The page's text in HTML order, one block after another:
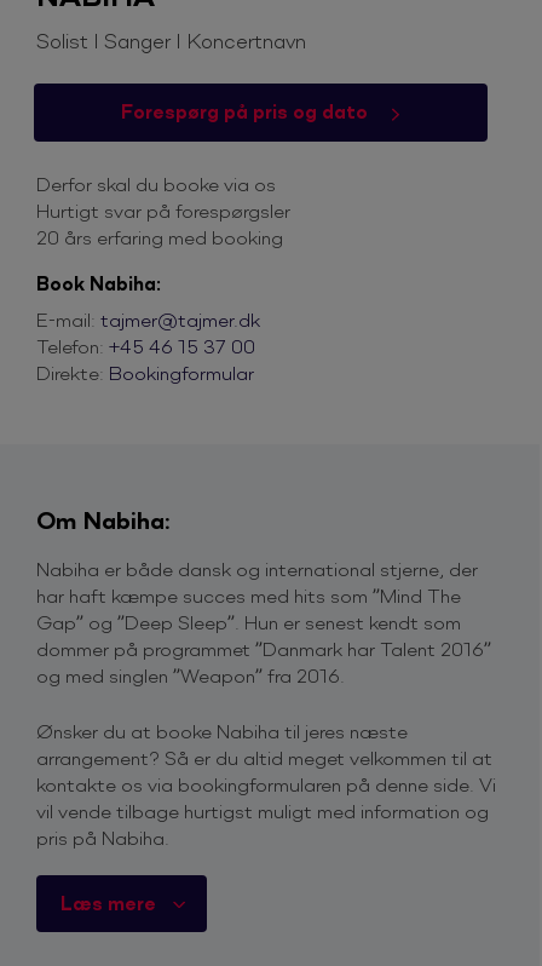
Solist I Sanger I Koncertnavn
Forespørg på pris og dato
Derfor skal du booke via os
Hurtigt svar på forespørgsler
20 års erfaring med booking
Book Nabiha:
E-mail: tajmer@tajmer.dk
Telefon: +45 46 15 37 00
Direkte: Bookingformular
Om Nabiha:
Nabiha er både dansk og international stjerne, der
har haft kæmpe succes med hits som ”Mind The
Gap” og ”Deep Sleep”. Hun er senest kendt som
dommer på programmet ”Danmark har Talent 2016”
og med singlen ”Weapon” fra 2016.
Ønsker du at booke Nabiha til jeres næste
arrangement? Så er du altid meget velkommen til at
kontakte os via bookingformularen på denne side. Vi
vil vende tilbage hurtigst muligt med information og
pris på Nabiha.
Du er også velkommen til at kontakte os på telefon
Læs mere